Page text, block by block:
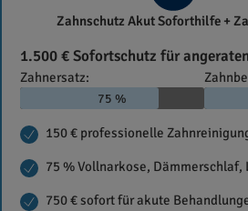
DA
Zahnschutz Akut Soforthilfe +
1.500 € Sofortschutz für
Zahnersatz:
75 %
150 € professionelle
75 % Vollnarkose, Dämmerschlaf,
750 € sofort für akute